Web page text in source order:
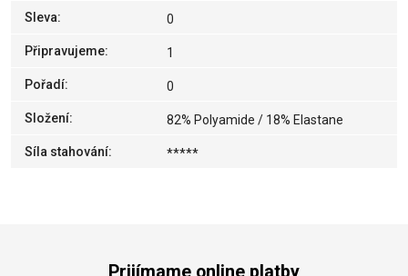
Sleva: 0
Připravujeme: 1
Pořadí: 0
Složení: 82% Polyamide / 18% Elastane
Síla stahování: *****